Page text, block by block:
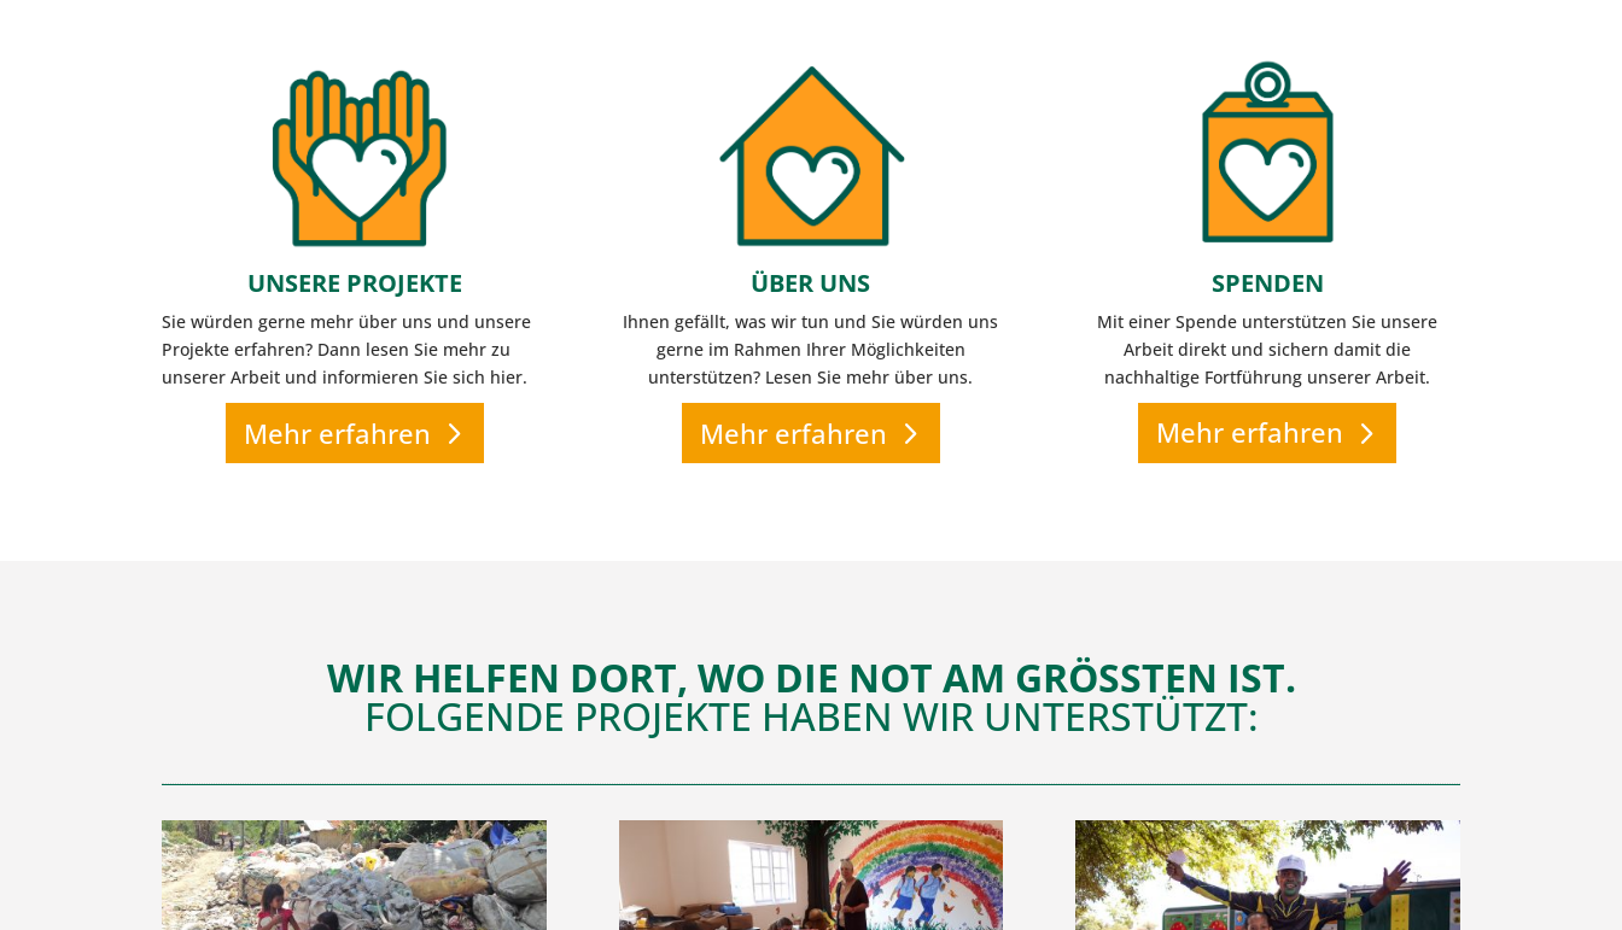
UNSERE PROJEKTE
Sie würden gerne mehr über uns und unsere
Projekte erfahren? Dann lesen Sie mehr zu
unserer Arbeit und informieren Sie sich hier.
Mehr erfahren
ÜBER UNS
Ihnen gefällt, was wir tun und Sie würden uns
gerne im Rahmen Ihrer Möglichkeiten
unterstützen? Lesen Sie mehr über uns.
Mehr erfahren
SPENDEN
Mit einer Spende unterstützen Sie unsere
Arbeit direkt und sichern damit die
nachhaltige Fortführung unserer Arbeit.
Mehr erfahren
WIR HELFEN DORT, WO DIE NOT AM GRÖSSTEN IST.
FOLGENDE PROJEKTE HABEN WIR UNTERSTÜTZT: